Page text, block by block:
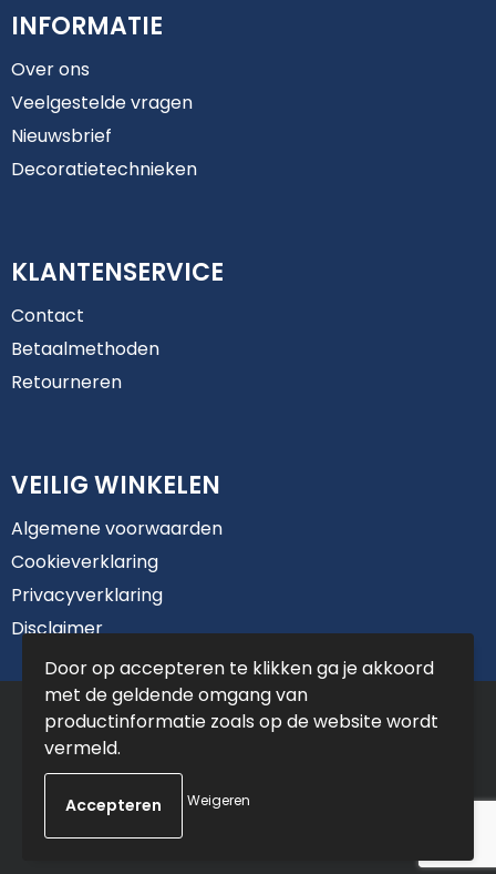
INFORMATIE
Over ons
Veelgestelde vragen
Nieuwsbrief
Decoratietechnieken
KLANTENSERVICE
Contact
Betaalmethoden
Retourneren
VEILIG WINKELEN
Algemene voorwaarden
Cookieverklaring
Privacyverklaring
Disclaimer
© Copyright De Jong Reclame 2025
Door op accepteren te klikken ga je akkoord
met de geldende omgang van
productinformatie zoals op de website wordt
vermeld.
Weigeren